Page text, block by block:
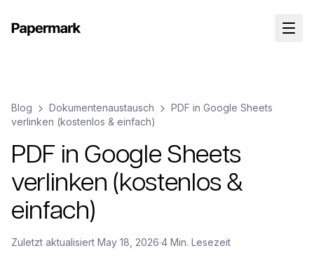
Blog Dokumentenaustausch
PDF in Google Sheets
verlinken (kostenlos & einfach)
PDF in Google Sheets
verlinken (kostenlos &
einfach)
Zuletzt aktualisiert May 18, 2026·4 Min. Lesezeit